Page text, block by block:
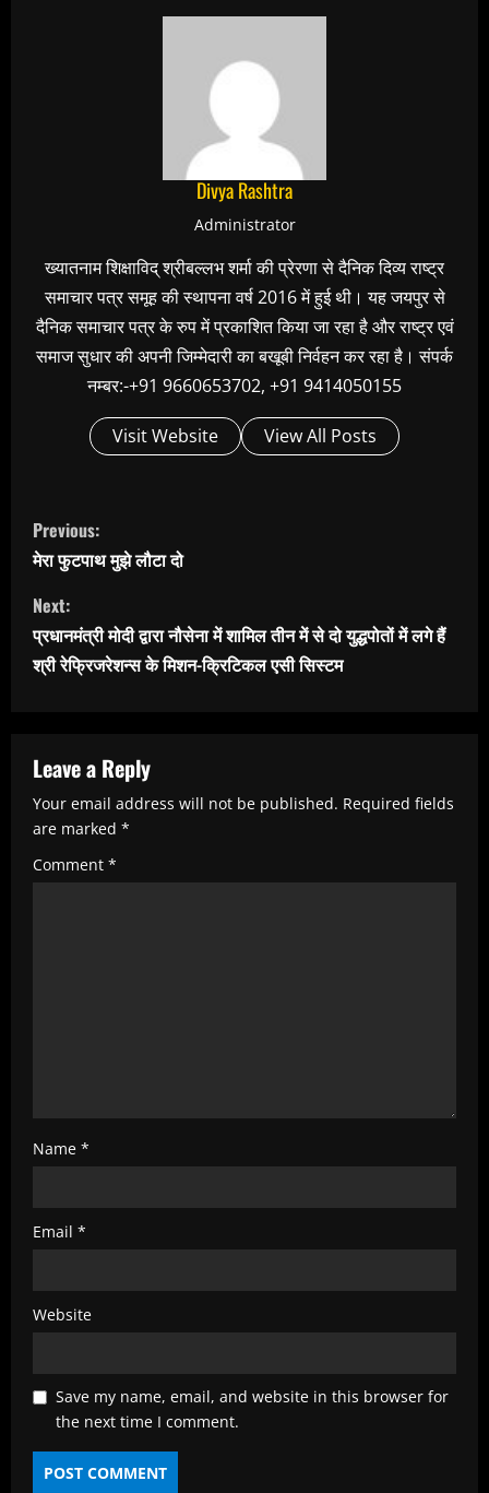
Divya Rashtra
Administrator
ख्यातनाम शिक्षाविद् श्रीबल्लभ शर्मा की प्रेरणा से दैनिक दिव्य राष्ट्र
समाचार पत्र समूह की स्थापना वर्ष 2016 में हुई थी। यह जयपुर से
दैनिक समाचार पत्र के रुप में प्रकाशित किया जा रहा है और राष्ट्र एवं
समाज सुधार की अपनी जिम्मेदारी का बखूबी निर्वहन कर रहा है। संपर्क
नम्बर:-+91 9660653702, +91 9414050155
Visit Website View All Posts
C
o
n
t
i
e
R
e
a
Previous:
मेरा फुटपाथ मुझे लौटा दो
Next:
प्रधानमंत्री मोदी द्वारा नौसेना में शामिल तीन में से दो युद्धपोतों में लगे हैं
श्री रेफ्रिजरेशन्स के मिशन-क्रिटिकल एसी सिस्टम
Leave a Reply
Your email address will not be published. Required fields
are marked *
Comment *
Name *
Email *
Website
Save my name, email, and website in this browser for
the next time I comment.